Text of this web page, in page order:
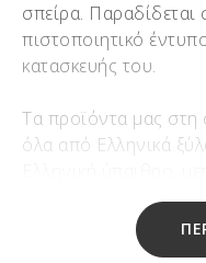
σπείρα. Παραδίδεται
πιστοποιητικό
κατασκευής του.
Τα προϊόντα μας στη
όλα από Ελληνικά
μέρος και
έως 16 μήνες
αποβάλουν κάθε